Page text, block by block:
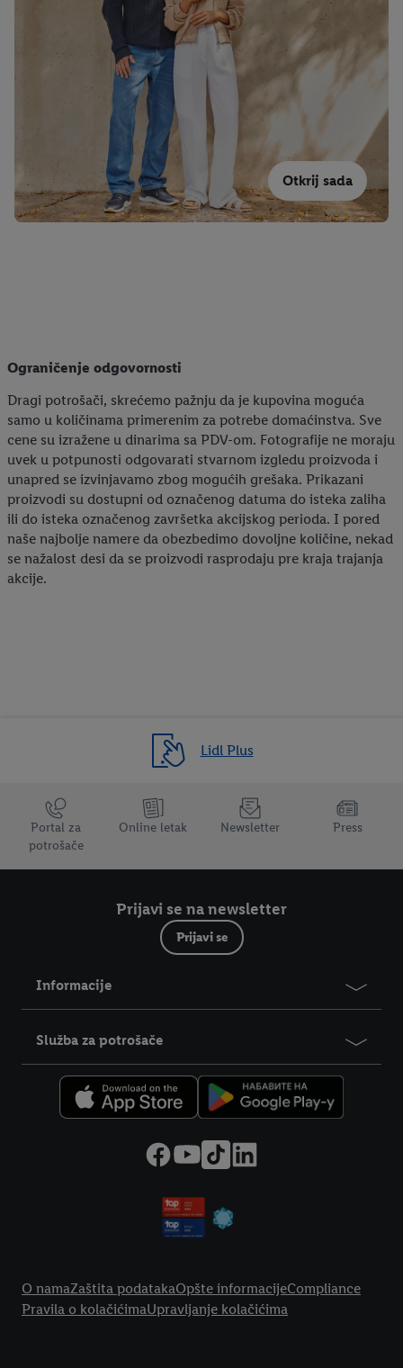
Otkrij sada
Ograničenje odgovornosti
Dragi potrošači, skrećemo pažnju da je kupovina moguća
samo u količinama primerenim za potrebe domaćinstva. Sve
cene su izražene u dinarima sa PDV-om. Fotografije ne moraju
uvek u potpunosti odgovarati stvarnom izgledu proizvoda i
unapred se izvinjavamo zbog mogućih grešaka. Prikazani
proizvodi su dostupni od označenog datuma do isteka zaliha
ili do isteka označenog završetka akcijskog perioda. I pored
naše najbolje namere da obezbedimo dovoljne količine, nekad
se nažalost desi da se proizvodi rasprodaju pre kraja trajanja
akcije.
Lidl Plus
Trustbar
Portal za
potrošače
Online letak Newsletter Press
Prijavi se na newsletter
Prijavi se
Informacije
Služba za potrošače
O namaZaštita podatakaOpšte informacijeCompliance
Pravila o kolačićimaUpravljanje kolačićima